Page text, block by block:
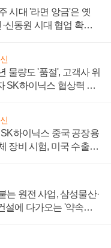
시대 '라면 앙금'은 옛
신동원 시대 협업 확대
물량도 '품절', 고객사 위
SK하이닉스 협상력 더
하이닉스 중국 공장용
장비 시험, 미국 수출통
는 원전 사업, 삼성물산·
설에 다가오는 '약속의